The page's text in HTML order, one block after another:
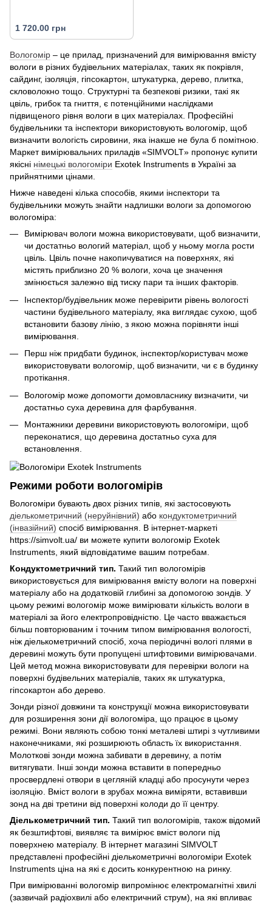
1 720.00 грн
Вологомір – це прилад, призначений для вимірювання вмісту
вологи в різних будівельних матеріалах, таких як покрівля,
сайдинг, ізоляція, гіпсокартон, штукатурка, дерево, плитка,
скловолокно тощо. Структурні та безпекові ризики, такі як
цвіль, грибок та гниття, є потенційними наслідками
підвищеного рівня вологи в цих матеріалах. Професійні
будівельники та інспектори використовують вологомір, щоб
визначити вологість сировини, яка інакше не була б помітною.
Маркет вимірювальних приладів «SIMVOLT» пропонує купити
якісні німецькі вологоміри Exotek Instruments в Україні за
прийнятними цінами.
Нижче наведені кілька способів, якими інспектори та
будівельники можуть знайти надлишки вологи за допомогою
вологоміра:
Вимірювач вологи можна використовувати, щоб визначити,
чи достатньо вологий матеріал, щоб у ньому могла рости
цвіль. Цвіль почне накопичуватися на поверхнях, які
містять приблизно 20 % вологи, хоча це значення
змінюється залежно від тиску пари та інших факторів.
Інспектор/будівельник може перевірити рівень вологості
частини будівельного матеріалу, яка виглядає сухою, щоб
встановити базову лінію, з якою можна порівняти інші
вимірювання.
Перш ніж придбати будинок, інспектор/користувач може
використовувати вологомір, щоб визначити, чи є в будинку
протікання.
Вологомір може допомогти домовласнику визначити, чи
достатньо суха деревина для фарбування.
Монтажники деревини використовують вологоміри, щоб
переконатися, що деревина достатньо суха для
встановлення.
Режими роботи вологомірів
Вологоміри бувають двох різних типів, які застосовують
діелькометричний (неруйнівний) або кондуктометричний
(інвазійний) спосіб вимірювання. В інтернет-маркеті
https://simvolt.ua/ ви можете купити вологомір Exotek
Instruments, який відповідатиме вашим потребам.
Кондуктометричний тип. Такий тип вологомірів
використовується для вимірювання вмісту вологи на поверхні
матеріалу або на додатковій глибині за допомогою зондів. У
цьому режимі вологомір може вимірювати кількість вологи в
матеріалі за його електропровідністю. Це часто вважається
більш повторюваним і точним типом вимірювання вологості,
ніж діелькометричний спосіб, хоча періодичні вологі плями в
деревині можуть бути пропущені штифтовими вимірювачами.
Цей метод можна використовувати для перевірки вологи на
поверхні будівельних матеріалів, таких як штукатурка,
гіпсокартон або дерево.
Зонди різної довжини та конструкції можна використовувати
для розширення зони дії вологоміра, що працює в цьому
режимі. Вони являють собою тонкі металеві штирі з чутливими
наконечниками, які розширюють область їх використання.
Молоткові зонди можна забивати в деревину, а потім
витягувати. Інші зонди можна вставити в попередньо
просвердлені отвори в цегляній кладці або просунути через
ізоляцію. Вміст вологи в зрубах можна виміряти, вставивши
зонд на дві третини від поверхні колоди до її центру.
Діелькометричний тип. Такий тип вологомірів, також відомий
як безштифтові, виявляє та вимірює вміст вологи під
поверхнею матеріалу. В інтернет магазині SIMVOLT
представлені професійні діелькометричні вологоміри Exotek
Instruments ціна на які є досить конкурентною на ринку.
При вимірюванні вологомір випромінює електромагнітні хвилі
(зазвичай радіохвилі або електричний струм), на які впливає